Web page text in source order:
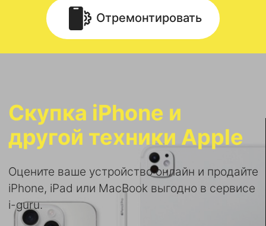
Отремонтировать
Скупка iPhone и
другой техники Apple
Оцените ваше устройство онлайн и продайте
iPhone, iPad или MacBook выгодно в сервисе
i-guru.